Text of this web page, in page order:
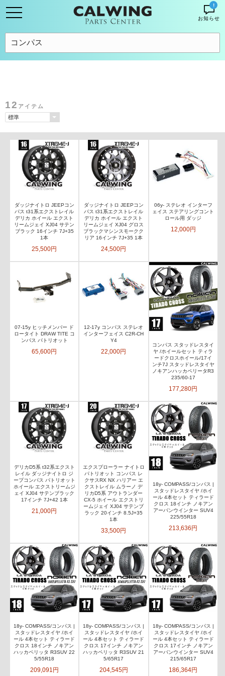
!
お知らせ
12 アイテム
ダッジナイトロ JEEPコン
パス t31系エクストレイル
デリカ ホイール エクスト
リームジェイ XJ04 サテン
ブラック 16インチ 7J+35
1本
25,500円
ダッジナイトロ JEEPコン
パス t31系エクストレイル
デリカ ホイール エクスト
リームジェイ XJ04 グロス
ブラックマシンスモークク
リア 16インチ 7J+35 1本
24,500円
06y- ステレオ インターフ
ェイス ステアリングコント
ロール用 ダッジ
12,000円
07-15y ヒッチメンバー ド
ロータイト DRAW TITE コ
ンパス パトリオット
65,600円
12-17y コンパス ステレオ
インターフェイス C2R-CH
Y4
22,000円
コンパス スタッドレスタイ
ヤ /ホイールセット ティラ
ードクロスホイール/17イ
ンチ7J スタッドレスタイヤ
ノキアンハッカペリータR3
235/60-17
177,280円
デリカD5系 t32系エクスト
レイル ダッジナイトロ ジ
ープコンパス パトリオット
ホイール エクストリームジ
ェイ XJ04 サテンブラック
17インチ 7J+42 1本
21,000円
エクスプローラー ナイトロ
パトリオット コンパス レ
クサスRX NX ハリアー エ
クストレイル ムラーノ デ
リカD5系 アウトランダー
CX-5 ホイール エクストリ
ームジェイ XJ04 サテンブ
ラック 20インチ 8.5J+35
1本
33,500円
18y- COMPASS/コンパス |
スタッドレスタイヤ /ホイ
ール 4本セット ティラード
クロス 18インチ ノキアン
アーバンウインター SUV4
225/55R18
213,636円
18y- COMPASS/コンパス |
スタッドレスタイヤ /ホイ
ール 4本セット ティラード
クロス 18インチ ノキアン
ハッカペリッタ R3SUV 22
5/55R18
209,091円
18y- COMPASS/コンパス |
スタッドレスタイヤ /ホイ
ール 4本セット ティラード
クロス 17インチ ノキアン
ハッカペリッタ R3SUV 21
5/65R17
204,545円
18y- COMPASS/コンパス |
スタッドレスタイヤ /ホイ
ール 4本セット ティラード
クロス 17インチ ノキアン
アーバンウインター SUV4
215/65R17
186,364円